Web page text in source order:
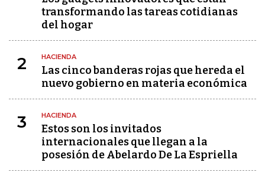
transformando las tareas cotidianas
del hogar
2 HACIENDA
Las cinco banderas rojas que hereda el
nuevo gobierno en materia económica
3 HACIENDA
Estos son los invitados
internacionales que llegan a la
posesión de Abelardo De La Espriella